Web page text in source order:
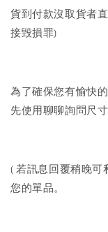
貨到付款沒取貨者
接毀損罪)
為了確保您有愉快
先使用聊聊詢問尺
( 若訊息回覆稍晚可
您的單品。